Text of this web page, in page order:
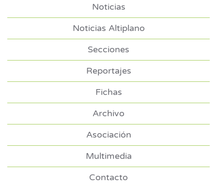
Noticias
Noticias Altiplano
Secciones
Reportajes
Fichas
Archivo
Asociación
Multimedia
Contacto